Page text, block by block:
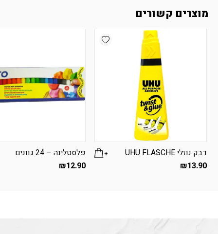
מוצרים קשורים
Add wishlist
דבק נוזלי UHU FLASCHE
₪13.90
פלסטלינה – 24 גוונים
₪12.90